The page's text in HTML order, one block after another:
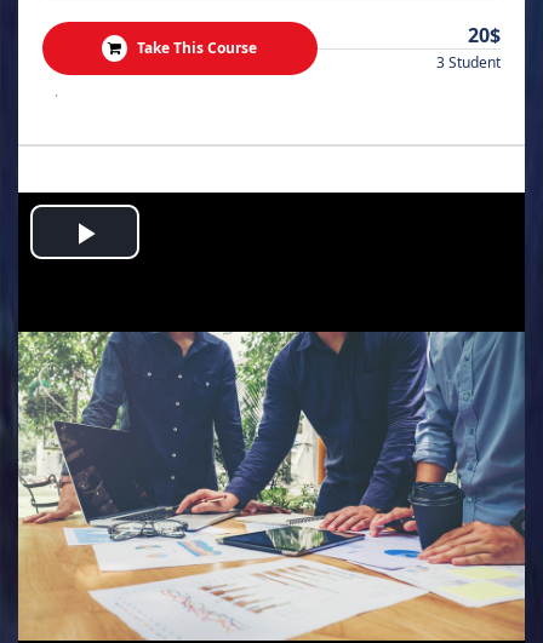
Take This Course 20$
3 Student
.
Play